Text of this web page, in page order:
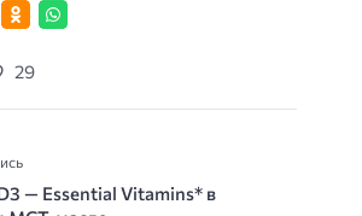
29
— Essential Vitamins* в